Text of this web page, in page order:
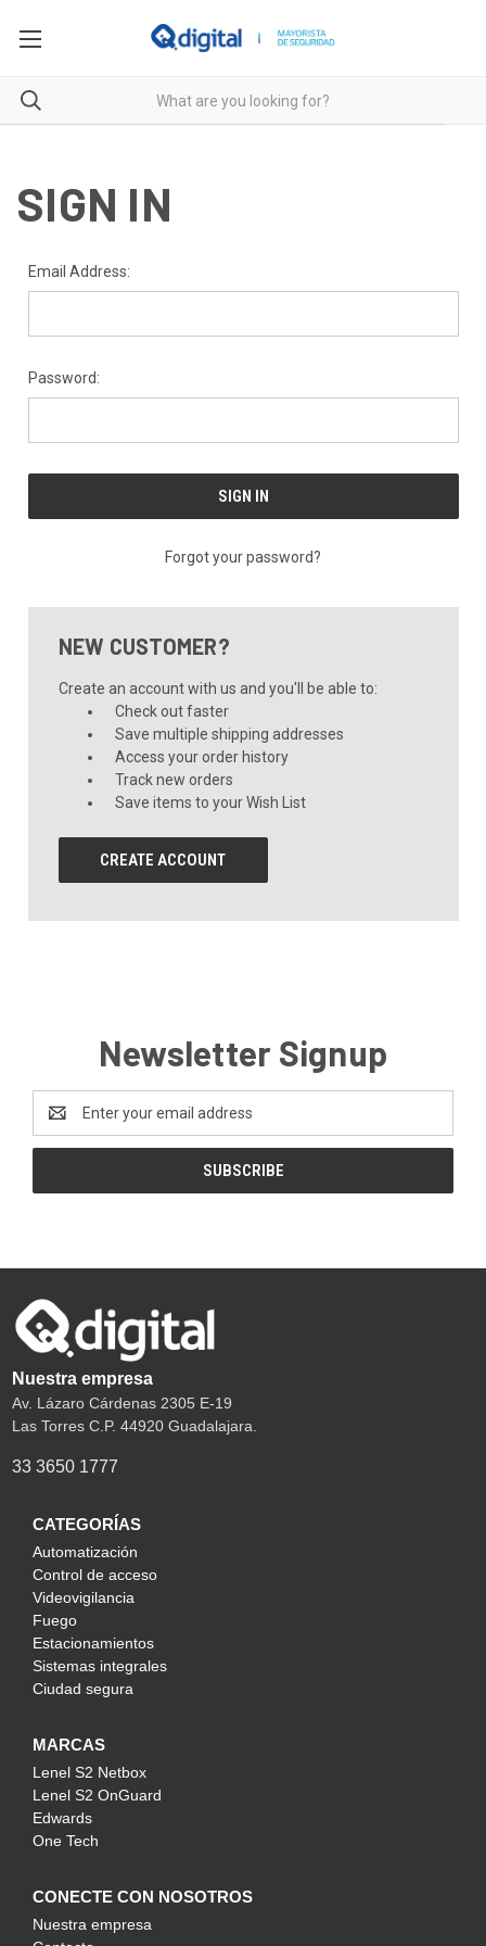
SIGN IN
Email Address:
Password:
Forgot your password?
NEW CUSTOMER?
Create an account with us and you'll be able to:
Check out faster
Save multiple shipping addresses
Access your order history
Track new orders
Save items to your Wish List
CREATE ACCOUNT
Newsletter Signup
Address
Nuestra empresa
Av. Lázaro Cárdenas 2305 E-19
Las Torres C.P. 44920 Guadalajara.
33 3650 1777
CATEGORÍAS
Automatización
Control de acceso
Videovigilancia
Fuego
Estacionamientos
Sistemas integrales
Ciudad segura
MARCAS
Lenel S2 Netbox
Lenel S2 OnGuard
Edwards
One Tech
CONECTE CON NOSOTROS
Nuestra empresa